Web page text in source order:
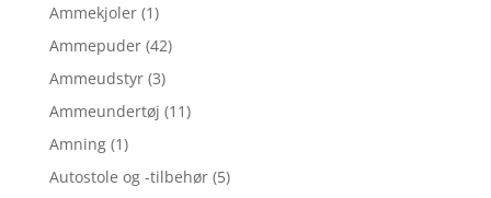
Ammekjoler (1)
Ammepuder (42)
Ammeudstyr (3)
Ammeundertøj (11)
Amning (1)
Autostole og -tilbehør (5)